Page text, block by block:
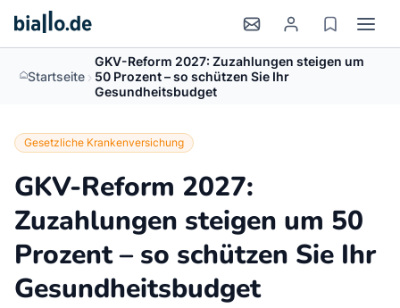
Startseite >
GKV-Reform 2027: Zuzahlungen steigen um
50 Prozent – so schützen Sie Ihr
Gesundheitsbudget
Gesetzliche Krankenversichung
GKV-Reform 2027:
Zuzahlungen steigen um 50
Prozent – so schützen Sie Ihr
Gesundheitsbudget